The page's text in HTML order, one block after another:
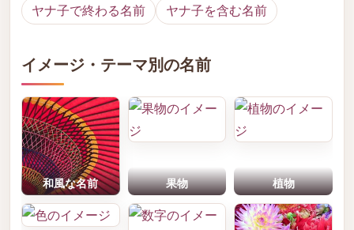
ヤナ子で終わる名前
ヤナ子を含む名前
イメージ・テーマ別の名前
和風な名前 果物 植物